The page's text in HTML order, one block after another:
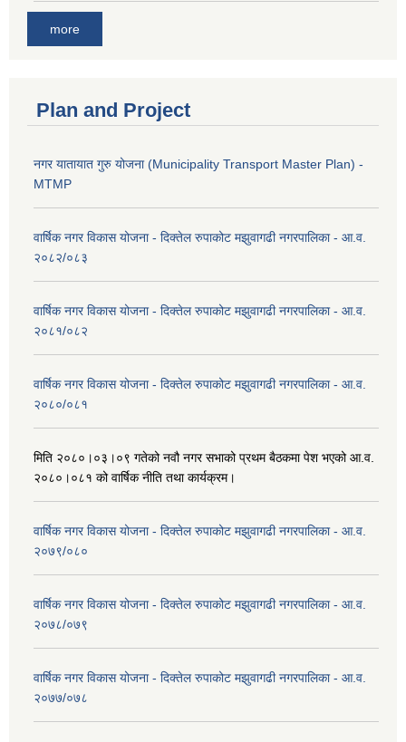
more
Plan and Project
नगर यातायात गुरु योजना (Municipality Transport Master Plan) -
MTMP
वार्षिक नगर विकास योजना - दिक्तेल रुपाकोट मझुवागढी नगरपालिका - आ.व.
२०८२/०८३
वार्षिक नगर विकास योजना - दिक्तेल रुपाकोट मझुवागढी नगरपालिका - आ.व.
२०८१/०८२
वार्षिक नगर विकास योजना - दिक्तेल रुपाकोट मझुवागढी नगरपालिका - आ.व.
२०८०/०८१
मिति २०८०।०३।०९ गतेको नवौ नगर सभाको प्रथम बैठकमा पेश भएको आ.व.
२०८०।०८१ को वार्षिक नीति तथा कार्यक्रम।
वार्षिक नगर विकास योजना - दिक्तेल रुपाकोट मझुवागढी नगरपालिका - आ.व.
२०७९/०८०
वार्षिक नगर विकास योजना - दिक्तेल रुपाकोट मझुवागढी नगरपालिका - आ.व.
२०७८/०७९
वार्षिक नगर विकास योजना - दिक्तेल रुपाकोट मझुवागढी नगरपालिका - आ.व.
२०७७/०७८